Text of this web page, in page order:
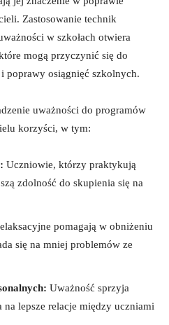
Zastosowanie ‍technik
w szkołach otwiera
mogą przyczynić się do
⁢poprawy ⁣osiągnięć szkolnych.
uważności⁢ do programów
korzyści, w tym:
⁤Uczniowie,​ którzy praktykują
zdolność do skupienia się na
pomagają⁢ w ​obniżeniu
się na mniej problemów ze
Uważność sprzyja
lepsze relacje ⁢między uczniami